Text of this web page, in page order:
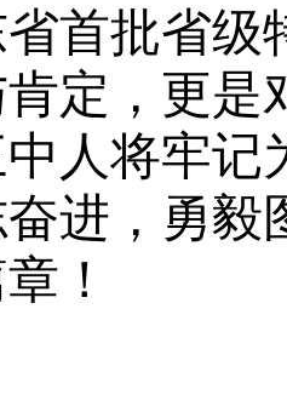
首批省级
定， 更是
人将牢记
进，勇毅
！